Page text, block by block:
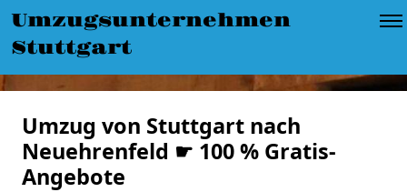
Umzugsunternehmen
Stuttgart
Umzug von Stuttgart nach
Neuehrenfeld ☛ 100 % Gratis-
Angebote